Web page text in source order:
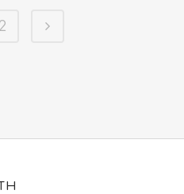
27.00€. είναι:
2